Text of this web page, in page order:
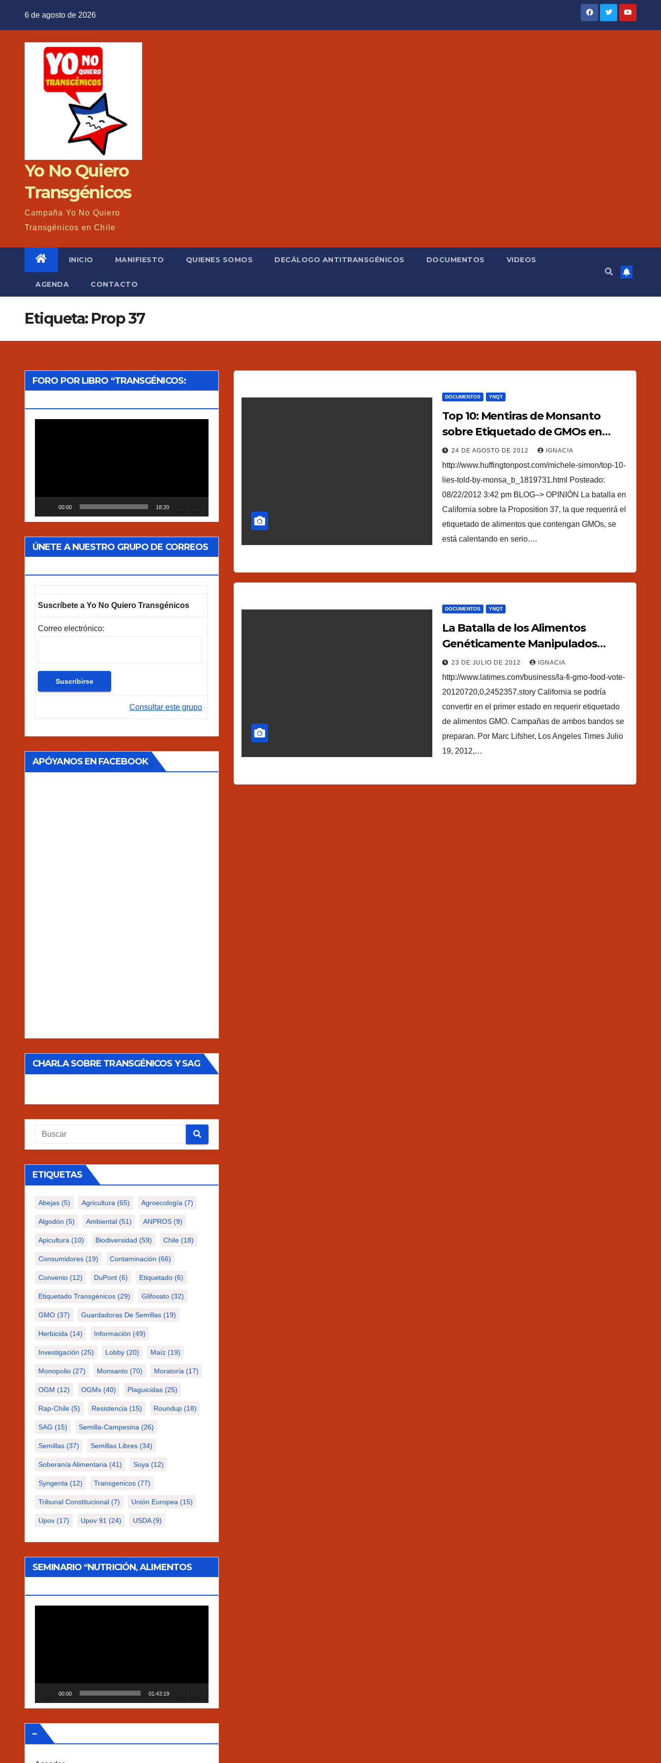
6 de agosto de 2026
Yo No Quiero
Transgénicos
Campaña Yo No Quiero
Transgénicos en Chile
INICIO MANIFIESTO QUIENES SOMOS DECÁLOGO ANTITRANSGÉNICOS DOCUMENTOS VIDEOS
AGENDA CONTACTO
Etiqueta: Prop 37
FORO POR LIBRO “TRANSGÉNICOS:
00:00 18:20
ÚNETE A NUESTRO GRUPO DE CORREOS
Suscríbete a Yo No Quiero Transgénicos
Correo electrónico:
Consultar este grupo
APÓYANOS EN FACEBOOK
CHARLA SOBRE TRANSGÉNICOS Y SAG
ETIQUETAS
Abejas (5) Agricultura (65) Agroecología (7)
Algodón (5) Ambiental (51) ANPROS (9)
Apicultura (10) Biodiversidad (59) Chile (18)
Consumidores (19) Contaminación (66)
Convenio (12) DuPont (6) Etiquetado (6)
Etiquetado Transgénicos (29) Glifosato (32)
GMO (37) Guardadoras De Semillas (19)
Herbicida (14) Información (49)
Investigación (25) Lobby (20) Maíz (19)
Monopolio (27) Monsanto (70) Moratoria (17)
OGM (12) OGMs (40) Plaguicidas (25)
Rap-Chile (5) Resistencia (15) Roundup (18)
SAG (15) Semilla-Campesina (26)
Semillas (37) Semillas Libres (34)
Soberanía Alimentaria (41) Soya (12)
Syngenta (12) Transgenicos (77)
Tribunal Constitucional (7) Unión Europea (15)
Upov (17) Upov 91 (24) USDA(9)
SEMINARIO “NUTRICIÓN, ALIMENTOS
00:00 01:43:19
–
DOCUMENTOS YNQT
Top 10: Mentiras de Monsanto
sobre Etiquetado de GMOs en
California
24 DE AGOSTO DE 2012 IGNACIA
http://www.huffingtonpost.com/michele-simon/top-10-
lies-told-by-monsa_b_1819731.html Posteado:
08/22/2012 3:42 pm BLOG–> OPINIÓN La batalla en
California sobre la Proposition 37, la que requerirá el
etiquetado de alimentos que contengan GMOs, se
está calentando en serio.…
DOCUMENTOS YNQT
La Batalla de los Alimentos
Genéticamente Manipulados
Llega a las Urnas
23 DE JULIO DE 2012 IGNACIA
http://www.latimes.com/business/la-fi-gmo-food-vote-
20120720,0,2452357.story California se podría
convertir en el primer estado en requerir etiquetado
de alimentos GMO. Campañas de ambos bandos se
preparan. Por Marc Lifsher, Los Angeles Times Julio
19, 2012,…